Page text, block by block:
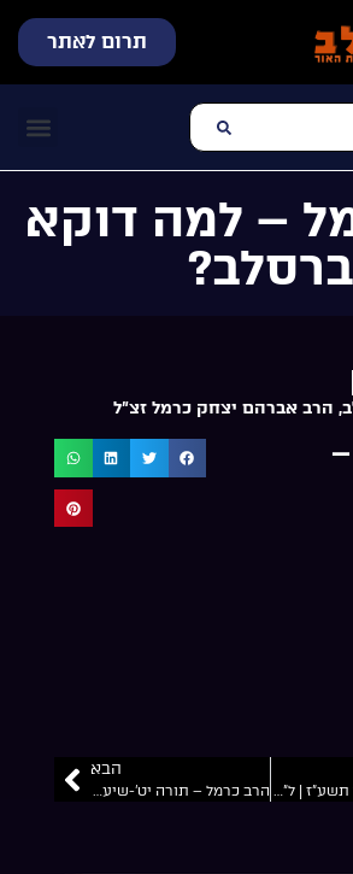
תרום לאתר
– למה דוקא
ברסלב?
, הרב אברהם יצחק כרמל זצ"ל
הילולת הרשב”י תשע”ז | ל”ג בעומר | הרב אברהם יצחק כרמל זצ”ל
הבא
הרב כרמל – תורה יט’-שיעור 4